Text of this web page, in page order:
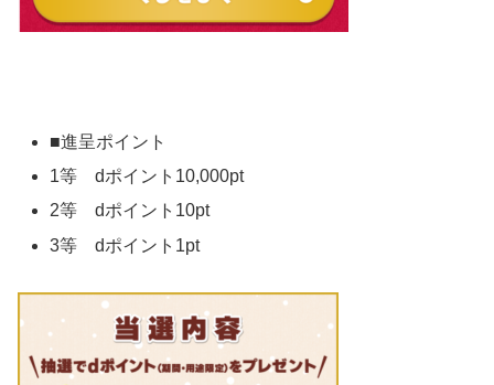
■進呈ポイント
1等 dポイント10,000pt
2等 dポイント10pt
3等 dポイント1pt